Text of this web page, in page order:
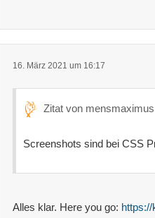
16. März 2021 um 16:17
Zitat von mensmaximus
Screenshots sind bei CSS
Alles klar. Here you go: https://